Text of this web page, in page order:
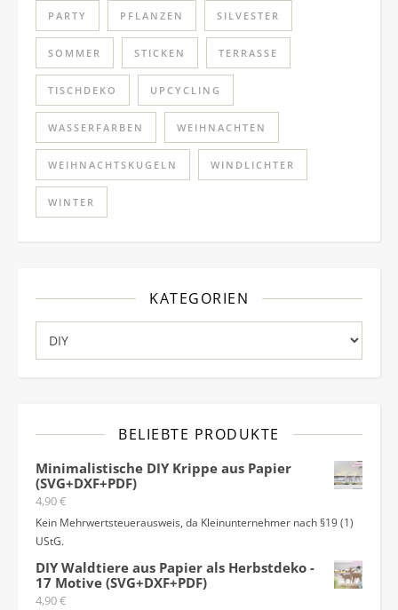
PARTY PFLANZEN SILVESTER
SOMMER STICKEN TERRASSE
TISCHDEKO UPCYCLING
WASSERFARBEN WEIHNACHTEN
WEIHNACHTSKUGELN WINDLICHTER
WINTER
KATEGORIEN
Kategorien
BELIEBTE PRODUKTE
Minimalistische DIY Krippe aus Papier
(SVG+DXF+PDF)
4,90€
Kein Mehrwertsteuerausweis, da Kleinunternehmer nach §19 (1)
UStG.
DIY Waldtiere aus Papier als Herbstdeko -
17 Motive (SVG+DXF+PDF)
4,90€